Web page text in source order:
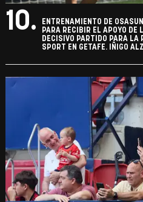
10.
ENTRENAMIENTO DE
PARA RECIBIR EL APOYO DE
DECISIVO PARTIDO PARA LA
SPORT EN GETAFE. IÑIGO